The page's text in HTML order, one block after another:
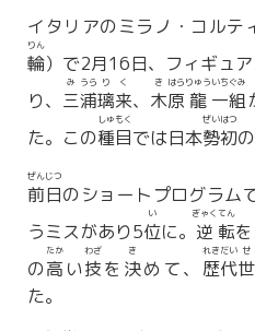
イタリアのミラノ・コルテ
輪
りん
）で2月16日、フィギュ
り、 三
み
浦
うら
璃
り
来
く
、 木
き
原
はら
龍
りゅう
一
いち
組
ぐみ
た。この種
しゅ
目
もく
では日本勢
ぜい
初
はつ
前
ぜん
日
じつ
のショートプログラム
うミスがあり5位
い
に。 逆
ぎゃく
転
てん
の高
たか
い技
わざ
を 決
き
めて、 歴
れき
代
だい
世
せ
た。